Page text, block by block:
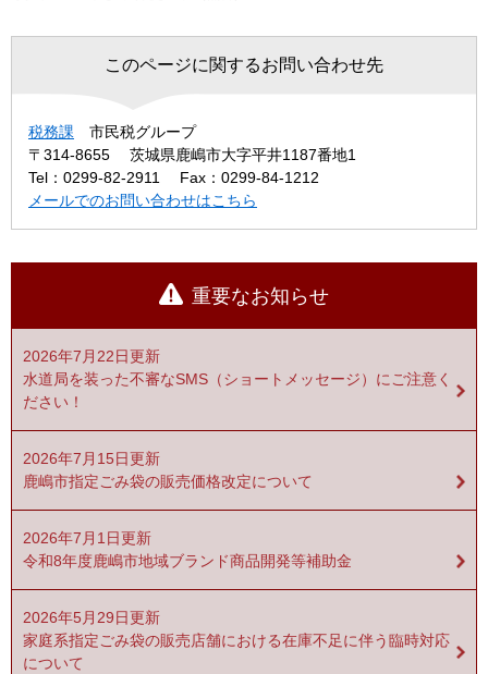
このページに関するお問い合わせ先
税務課
市民税グループ
〒314-8655
茨城県鹿嶋市大字平井1187番地1
Tel：0299-82-2911
Fax：0299-84-1212
メールでのお問い合わせはこちら
重要なお知らせ
2026年7月22日更新
水道局を装った不審なSMS（ショートメッセージ）にご注意く
ださい！
2026年7月15日更新
鹿嶋市指定ごみ袋の販売価格改定について
2026年7月1日更新
令和8年度鹿嶋市地域ブランド商品開発等補助金
2026年5月29日更新
家庭系指定ごみ袋の販売店舗における在庫不足に伴う臨時対応
について